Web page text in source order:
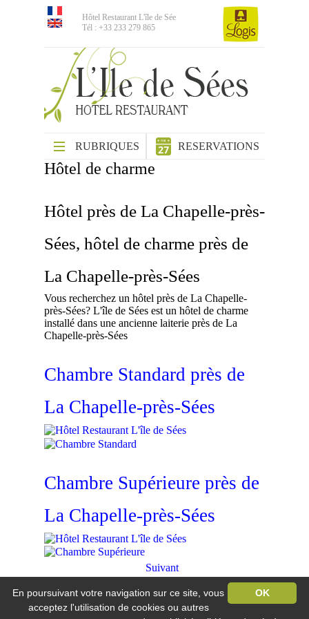
Hôtel Restaurant L'île de Sée
Tél : +33 233 279 865
RUBRIQUES RESERVATIONS
Hôtel de charme
Hôtel près de La Chapelle-près-
Sées, hôtel de charme près de
La Chapelle-près-Sées
Vous recherchez un hôtel près de La Chapelle-
près-Sées? L'île de Sées est un hôtel de charme
installé dans une ancienne laiterie près de La
Chapelle-près-Sées
Chambre Standard près de
La Chapelle-près-Sées
Chambre Supérieure près de
La Chapelle-près-Sées
Suivant
Hôtel Restaurant L'île de Sée
Vandel / 61500 Macé
OK
En poursuivant votre navigation sur ce site, vous
acceptez l'utilisation de cookies ou autres